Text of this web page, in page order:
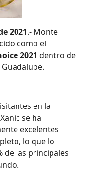
2021.- Monte
como el
2021 dentro de
en la
se ha
excelentes
lo que lo
de las principales